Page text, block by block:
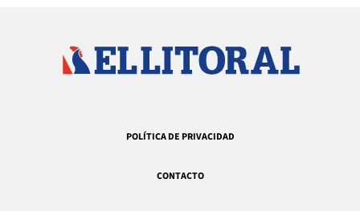
POLÍTICA DE PRIVACIDAD
CONTACTO